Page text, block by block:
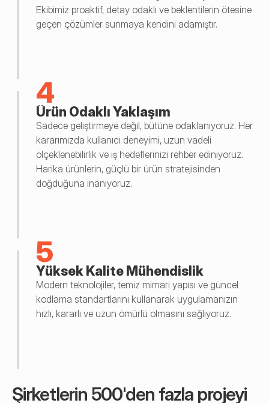
Ekibimiz proaktif, detay odaklı ve beklentilerin ötesine
geçen çözümler sunmaya kendini adamıştır.
4
Ürün Odaklı Yaklaşım
Sadece geliştirmeye değil, bütüne odaklanıyoruz. Her
kararımızda kullanıcı deneyimi, uzun vadeli
ölçeklenebilirlik ve iş hedeflerinizi rehber ediniyoruz.
Harika ürünlerin, güçlü bir ürün stratejisinden
doğduğuna inanıyoruz.
5
Yüksek Kalite Mühendislik
Modern teknolojiler, temiz mimari yapısı ve güncel
kodlama standartlarını kullanarak uygulamanızın
hızlı, kararlı ve uzun ömürlü olmasını sağlıyoruz.
Şirketlerin 500'den fazla projeyi